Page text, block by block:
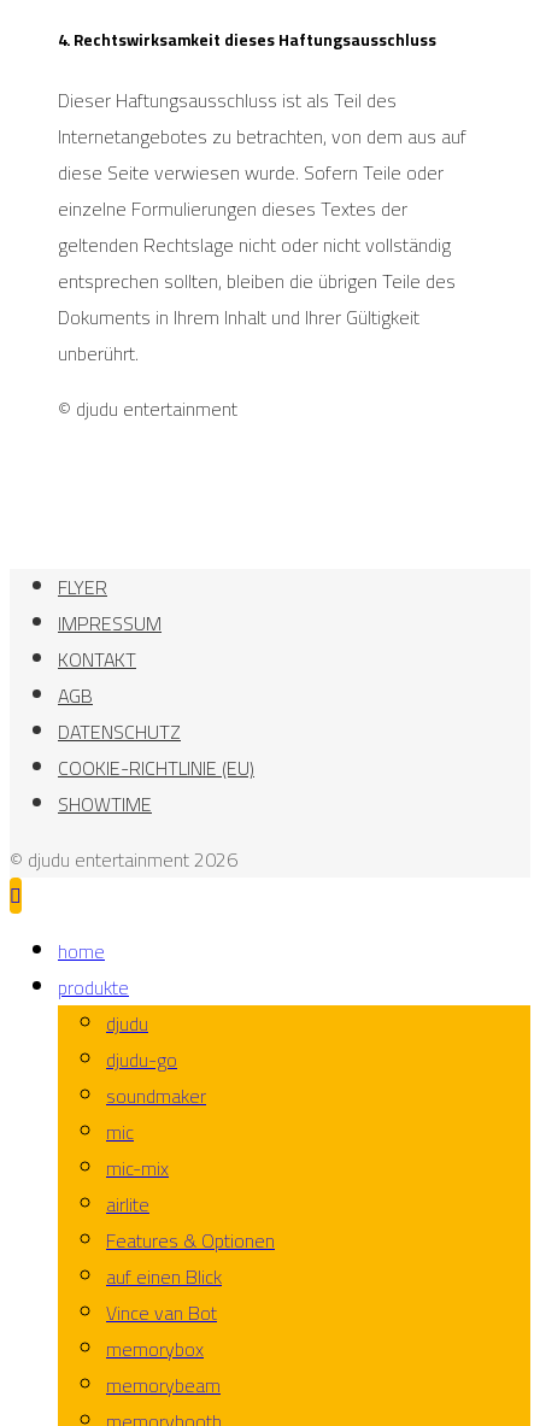
4. Rechtswirksamkeit dieses Haftungsausschluss
Dieser Haftungsausschluss ist als Teil des
Internetangebotes zu betrachten, von dem aus auf
diese Seite verwiesen wurde. Sofern Teile oder
einzelne Formulierungen dieses Textes der
geltenden Rechtslage nicht oder nicht vollständig
entsprechen sollten, bleiben die übrigen Teile des
Dokuments in Ihrem Inhalt und Ihrer Gültigkeit
unberührt.
© djudu entertainment
FLYER
IMPRESSUM
KONTAKT
AGB
DATENSCHUTZ
COOKIE-RICHTLINIE (EU)
SHOWTIME
© djudu entertainment 2026
home
produkte
djudu
djudu-go
soundmaker
mic
mic-mix
airlite
Features & Optionen
auf einen Blick
Vince van Bot
memorybox
memorybeam